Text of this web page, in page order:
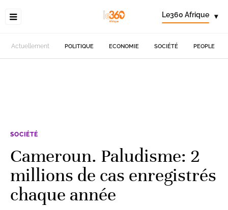
Le360 Afrique ▾
Actuellement POLITIQUE ECONOMIE SOCIÉTÉ PEOPLE
SOCIÉTÉ
Cameroun. Paludisme: 2
millions de cas enregistrés
chaque année